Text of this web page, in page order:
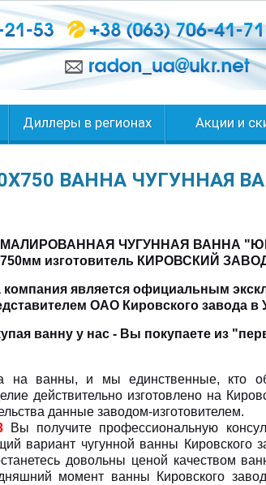
Диллеры в регионах Акции и
ВАННА ЧУГУННАЯ
ЧУГУННАЯ ВАННА
изготовитель КИРОВСКИЙ
компания является официальным
ОАО Кировского завода в
ванну у нас - Вы покупаете из
на ванны, и мы единственные, кто
действительно изготовлено на
данные заводом-изготовителем.
Вы получите профессиональную
вариант чугунной ванны Кировского
довольны ценой качеством
момент ванны Кировского